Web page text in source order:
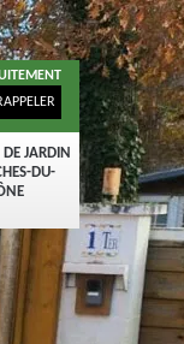
DE JARDIN
DU-